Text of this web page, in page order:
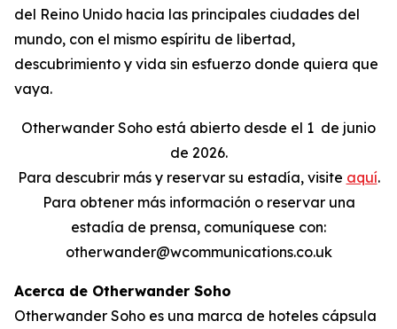
del Reino Unido hacia las principales ciudades del
mundo, con el mismo espíritu de libertad,
descubrimiento y vida sin esfuerzo donde quiera que
vaya.
Otherwander Soho está abierto desde el 1 de junio
de 2026.
Para descubrir más y reservar su estadía, visite aquí.
Para obtener más información o reservar una
estadía de prensa, comuníquese con:
otherwander@wcommunications.co.uk
Acerca de Otherwander Soho
Otherwander Soho es una marca de hoteles cápsula